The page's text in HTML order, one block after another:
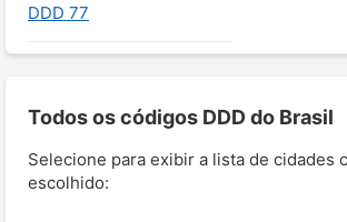
DDD 77
Todos os códigos DDD do Brasil
Selecione para exibir a lista de cidades
escolhido: